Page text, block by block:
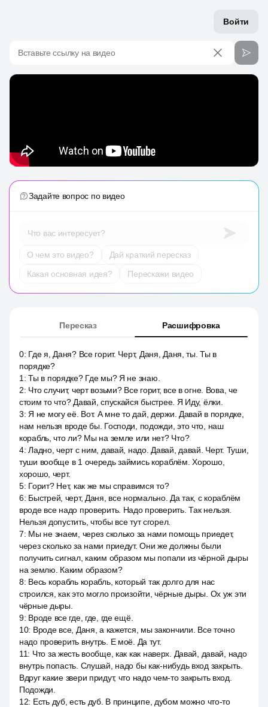
Войти
Вставьте ссылку на видео
Задайте вопрос по видео
Что вас интересует?
О чем это видео?
Дай краткий пересказ
Какая основная идея?
Перескажи видео
Пересказ Расшифровка
0: Где я, Даня? Все горит. Черт, Даня, Даня, ты. Ты в
порядке?
1 :Ты в порядке? Где мы? Я не знаю.
2: Что случит, черт возьми? Все горит, все в огне. Вова, че
стоим то что? Давай, спускайся быстрее. Я Иду, ёлки.
3: Я не могу её. Вот. А мне то дай, держи. Давай в порядке,
нам нельзя вроде бы. Господи, подожди, это что, наш
корабль, что ли? Мы на земле или нет? Что?
4:Ладно, черт с ним, давай, надо. Давай, давай. Черт. Туши,
туши вообще в 1 очередь займись кораблём. Хорошо,
хорошо, черт.
5: Горит? Нет, как же мы справимся то?
6: Быстрей, черт, Даня, все нормально. Да так, с кораблём
вроде все надо проверить. Надо проверить. Так нельзя.
Нельзя допустить, чтобы все тут сгорел.
7: Мы не знаем, через сколько за нами помощь приедет,
через сколько за нами приедут. Они же должны были
получить сигнал, каким образом мы попали из чёрной дыры
на землю. Каким образом?
8: Весь корабль корабль, который так долго для нас
строился, как это могло произойти, чёрные дыры. Ох уж эти
чёрные дыры.
9: Вроде все где, где, где ещё.
10: Вроде все, Даня, а кажется, мы закончили. Все точно
надо проверить внутрь. Е моё. Да тут.
11: Что за жесть вообще, как как наверх. Давай, давай, надо
внутрь попасть. Слушай, надо бы как-нибудь вход закрыть.
Вдруг какие звери придут, что надо чем-то закрыть вход.
Подожди.
12: Есть дуб, есть дуб. В принципе, дубом можно что-то